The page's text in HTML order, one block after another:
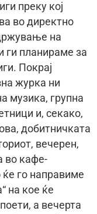
преку кој
во директно
на
ги планираме за
Покрај
журка ни
музика, групна
и, секако,
добитничката
вечерен,
во кафе-
го направиме
на кое ќе
а вечерта